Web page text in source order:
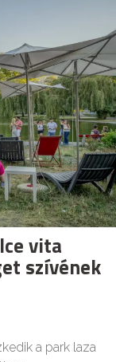
vita
szívének
a park laza